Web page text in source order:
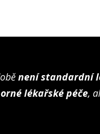
není standardní
lékařské péče,